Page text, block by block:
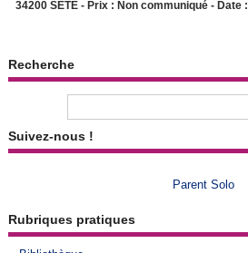
34200 SÈTE - Prix : Non communiqué - Date
Recherche
Suivez-nous !
Parent Solo
Rubriques pratiques